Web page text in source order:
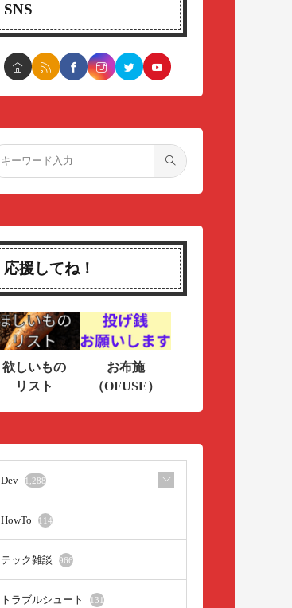
SNS
応援してね！
欲しいもの
リスト
お布施
（OFUSE）
Dev 1,288
HowTo 114
テック雑談 966
トラブルシュート 131